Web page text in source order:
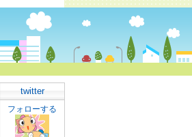
twitter
フォローする